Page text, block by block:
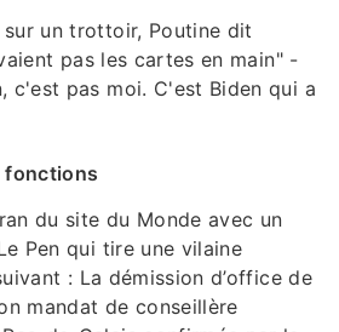
fonctions